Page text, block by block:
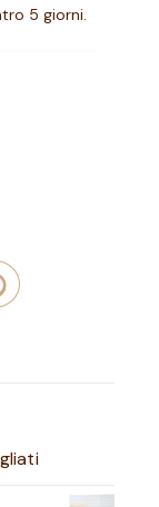
5 giorni.